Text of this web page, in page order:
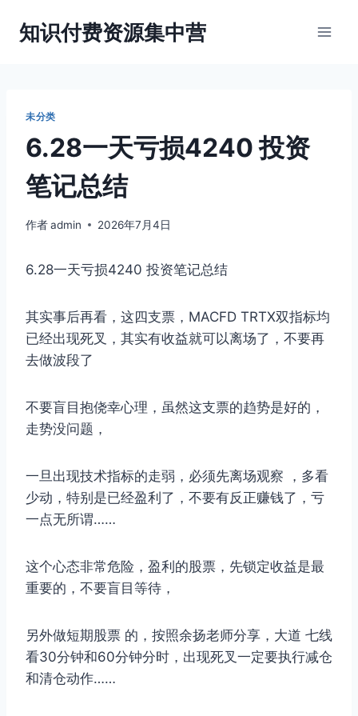
知识付费资源集中营
未分类
6.28一天亏损4240 投资
笔记总结
作者admin 2026年7月4日
6.28一天亏损4240 投资笔记总结
其实事后再看，这四支票，MACFD TRTX双指标均
已经出现死叉，其实有收益就可以离场了，不要再
去做波段了
不要盲目抱侥幸心理，虽然这支票的趋势是好的，
走势没问题，
一旦出现技术指标的走弱，必须先离场观察 ，多看
少动，特别是已经盈利了，不要有反正赚钱了，亏
一点无所谓……
这个心态非常危险，盈利的股票，先锁定收益是最
重要的，不要盲目等待，
另外做短期股票 的，按照余扬老师分享，大道 七线
看30分钟和60分钟分时，出现死叉一定要执行减仓
和清仓动作……